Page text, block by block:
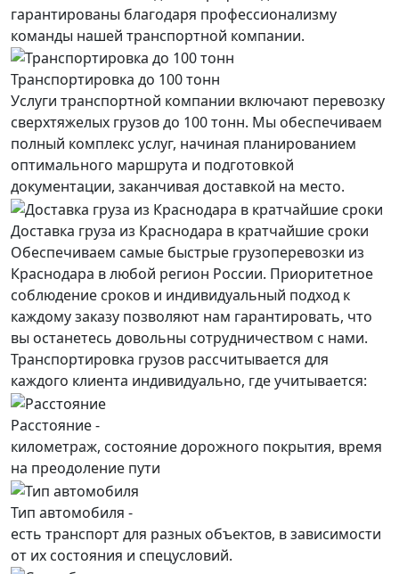
гарантированы благодаря профессионализму
команды нашей транспортной компании.
Транспортировка до 100 тонн
Услуги транспортной компании включают перевозку
сверхтяжелых грузов до 100 тонн. Мы обеспечиваем
полный комплекс услуг, начиная планированием
оптимального маршрута и подготовкой
документации, заканчивая доставкой на место.
Доставка груза из Краснодара в кратчайшие сроки
Обеспечиваем самые быстрые грузоперевозки из
Краснодара в любой регион России. Приоритетное
соблюдение сроков и индивидуальный подход к
каждому заказу позволяют нам гарантировать, что
вы останетесь довольны сотрудничеством с нами.
Транспортировка грузов рассчитывается для
каждого клиента индивидуально, где учитывается:
Расстояние -
километраж, состояние дорожного покрытия, время
на преодоление пути
Тип автомобиля -
есть транспорт для разных объектов, в зависимости
от их состояния и спецусловий.